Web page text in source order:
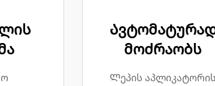
მოძრაობს
Ლეპის აპლიკატორის